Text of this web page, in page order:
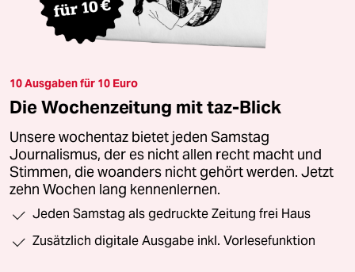
10 Ausgaben für 10 Euro
Die Wochenzeitung mit taz-Blick
Unsere wochentaz bietet jeden Samstag
Journalismus, der es nicht allen recht macht und
Stimmen, die woanders nicht gehört werden. Jetzt
zehn Wochen lang kennenlernen.
Jeden Samstag als gedruckte Zeitung frei Haus
Zusätzlich digitale Ausgabe inkl. Vorlesefunktion